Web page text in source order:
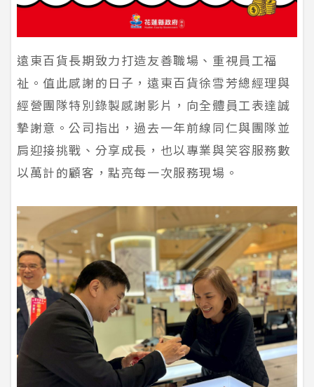
遠東百貨長期致力打造友善職場、重視員工福
祉。值此感謝的日子，遠東百貨徐雪芳總經理與
經營團隊特別錄製感謝影片，向全體員工表達誠
摯謝意。公司指出，過去一年前線同仁與團隊並
肩迎接挑戰、分享成長，也以專業與笑容服務數
以萬計的顧客，點亮每一次服務現場。